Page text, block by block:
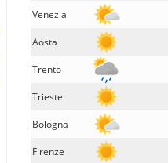
Venezia
Aosta
Trento
Trieste
Bologna
Firenze